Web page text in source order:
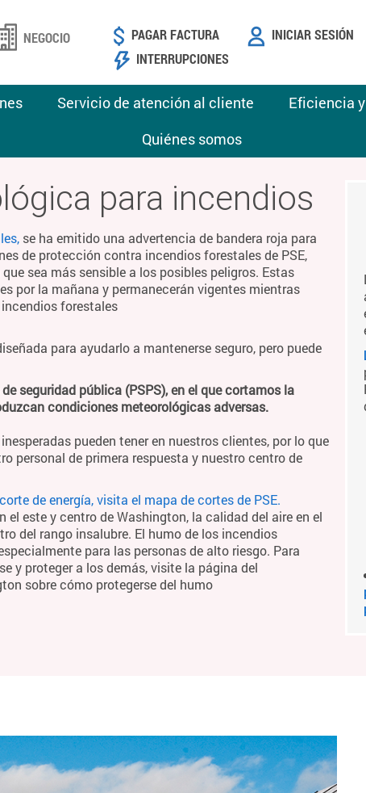
Servicio de atención al cliente Eficiencia
Quiénes somos
NEGOCIO PAGAR FACTURA
INICIAR SESIÓN
INTERRUPCIONES
para incendios
se ha emitido una advertencia de bandera roja para
de protección contra incendios forestales de PSE,
que sea más sensible a los posibles peligros. Estas
por la mañana y permanecerán vigentes mientras
forestales
para ayudarlo a mantenerse seguro, pero puede
seguridad pública (PSPS), en el que cortamos la
condiciones meteorológicas adversas.
pueden tener en nuestros clientes, por lo que
personal de primera respuesta y nuestro centro de
de energía, visita el mapa de cortes de PSE.
este y centro de Washington, la calidad del aire en el
del rango insalubre. El humo de los incendios
para las personas de alto riesgo. Para
y proteger a los demás, visite la página del
sobre cómo protegerse del humo